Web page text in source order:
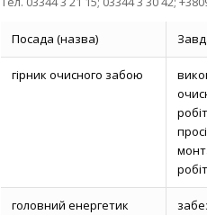
Посада (назва)
гірник очисного забою
головний енергетик